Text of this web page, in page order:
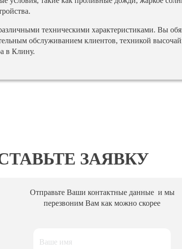
техническими характеристиками. Вы
обслуживанием клиентов, техникой
в Клину.
ЗАЯВКУ
Отправьте Ваши контактные данные и мы
перезвоним Вам как можно скорее